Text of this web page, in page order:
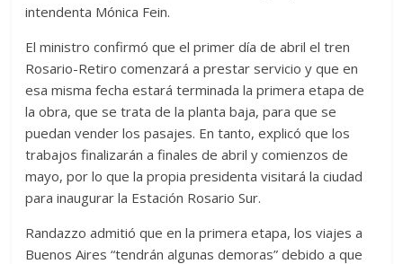
intendenta Mónica Fein.
El ministro confirmó que el primer día de abril el tren
Rosario-Retiro comenzará a prestar servicio y que en
esa misma fecha estará terminada la primera etapa de
la obra, que se trata de la planta baja, para que se
puedan vender los pasajes. En tanto, explicó que los
trabajos finalizarán a finales de abril y comienzos de
mayo, por lo que la propia presidenta visitará la ciudad
para inaugurar la Estación Rosario Sur.
Randazzo admitió que en la primera etapa, los viajes a
Buenos Aires “tendrán algunas demoras” debido a que